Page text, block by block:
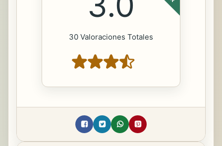
30 Valoraciones Totales